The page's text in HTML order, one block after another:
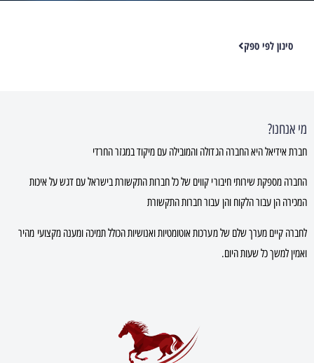
סינון לפי ספק
מי אנחנו?
חברת אידיאל היא החברה הגדולה והמובילה עם מיקוד במגזר החרדי
החברה מספקת שירותי חיבורי קווים של כל חברות התקשורת בישראל עם דגש על איכות
המכירה הן עבור הלקוח והן עבור חברות התקשורת
לחברה קיים מערך שלם של מערכות אוטומטיות ואנושיות הכולל תמיכה ומענה מקצועי מהיר
ואמין למשך כל שעות היום.